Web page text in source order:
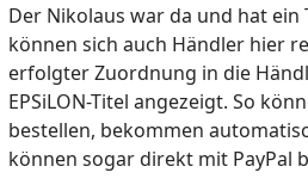
Der Nikolaus war da und hat
können sich auch Händler hier
erfolgter Zuordnung in die
EPSiLON-Titel angezeigt. So
bestellen, bekommen
können sogar direkt mit PayPal